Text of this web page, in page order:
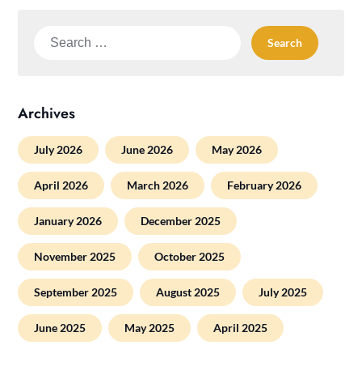
Search
Archives
July 2026 June 2026 May 2026
April 2026 March 2026 February 2026
January 2026 December 2025
November 2025 October 2025
September 2025 August 2025 July 2025
June 2025 May 2025 April 2025